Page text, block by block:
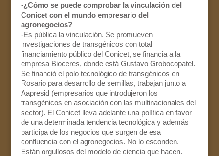
-¿Cómo se puede comprobar la vinculación del
Conicet con el mundo empresario del
agronegocios?
-Es pública la vinculación. Se promueven
investigaciones de transgénicos con total
financiamiento público del Conicet, se financia a la
empresa Bioceres, donde está Gustavo Grobocopatel.
Se financió el polo tecnológico de transgénicos en
Rosario para desarrollo de semillas, trabajan junto a
Aapresid (empresarios que introdujeron los
transgénicos en asociación con las multinacionales del
sector). El Conicet lleva adelante una política en favor
de una determinada tendencia tecnológica y además
participa de los negocios que surgen de esa
confluencia con el agronegocios. No lo esconden.
Están orgullosos del modelo de ciencia que hacen.